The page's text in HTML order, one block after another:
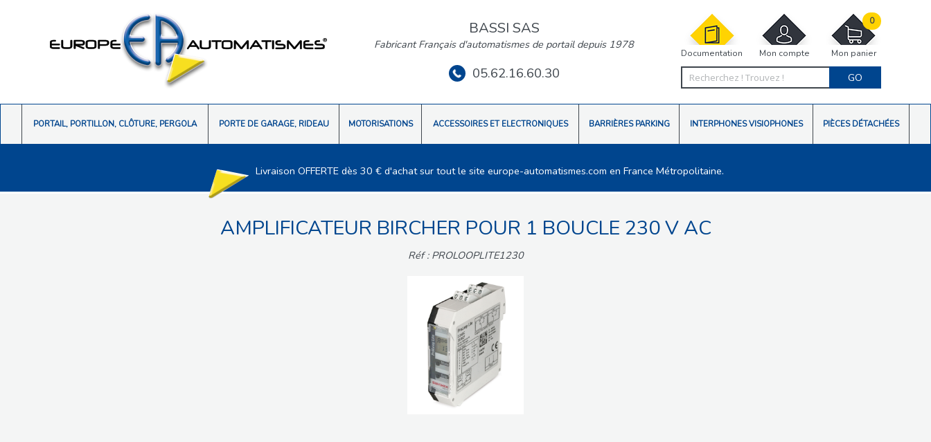
Documentation Mon compte Mon panier
0
GO
BASSI SAS
Fabricant Français d'automatismes de portail depuis 1978
05.62.16.60.30
PORTAIL, PORTILLON, CLÔTURE, PERGOLA PORTE DE GARAGE, RIDEAU MOTORISATIONS ACCESSOIRES ET ELECTRONIQUES BARRIÈRES PARKING INTERPHONES VISIOPHONES PIÈCES DÉTACHÉES
Livraison OFFERTE dès 30 € d'achat sur tout le site europe-automatismes.com en France Métropolitaine.
AMPLIFICATEUR BIRCHER POUR 1 BOUCLE 230 V AC
Réf : PROLOOPLITE1230